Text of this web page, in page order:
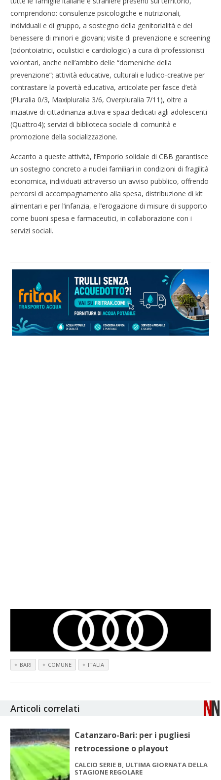
comprendono: consulenze psicologiche e nutrizionali,
individuali e di gruppo, a sostegno della genitorialità e del
benessere di minori e giovani; visite di prevenzione e screening
(odontoiatrici, oculistici e cardiologici) a cura di professionisti
volontari, anche nell’ambito delle “domeniche della
prevenzione”; attività educative, culturali e ludico-creative per
contrastare la povertà educativa, articolate per fasce d’età
(Pluralia 0/3, Maxipluralia 3/6, Overpluralia 7/11), oltre a
iniziative di cittadinanza attiva e spazi dedicati agli adolescenti
(Quattro4); servizi di biblioteca sociale di comunità e
promozione della socializzazione.
Accanto a queste attività, l’Emporio solidale di CBB garantisce
un sostegno concreto a nuclei familiari in condizioni di fragilità
economica, individuati attraverso un avviso pubblico, offrendo
percorsi di accompagnamento alla spesa, distribuzione di kit
alimentari e per l’infanzia, e l’erogazione di misure di supporto
come buoni spesa e farmaceutici, in collaborazione con i
servizi sociali.
BARI COMUNE ITALIA
Articoli correlati
Catanzaro-Bari: per i pugliesi
retrocessione o playout
CALCIO SERIE B, ULTIMA GIORNATA DELLA
STAGIONE REGOLARE